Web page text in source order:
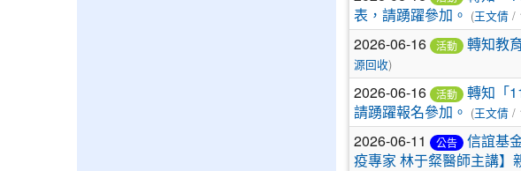
表，請踴躍參加。 (王文倩/
2026-06-16 活動 轉知教
源回收)
2026-06-16 活動
轉知「
請踴躍報名參加。 (王文倩/
2026-06-11 公告
信誼基
疫專家 林于粲醫師主講】